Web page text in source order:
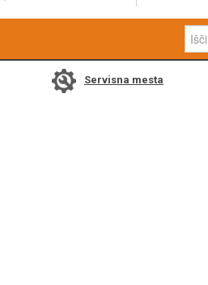
Servisna mesta